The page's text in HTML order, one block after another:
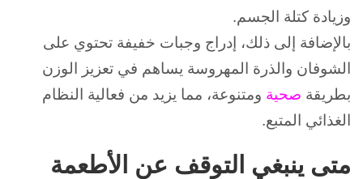
وزيادة كتلة الجسم.
بالإضافة إلى ذلك، إدراج وجبات خفيفة تحتوي على
الشوفان والذرة المهروسة يساهم في تعزيز الوزن
بطريقة صحية ومتنوعة، مما يزيد من فعالية النظام
الغذائي المتبع.
متى ينبغي التوقف عن الأطعمة